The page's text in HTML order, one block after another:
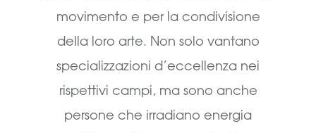
movimento e per la condivisione
della loro arte. Non solo vantano
specializzazioni d’eccellenza nei
rispettivi campi, ma sono anche
persone che irradiano energia